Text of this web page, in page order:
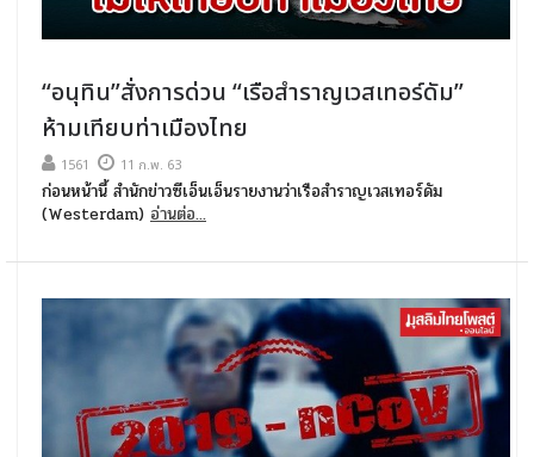
“อนุทิน”สั่งการด่วน “เรือสำราญเวสเทอร์ดัม”
ห้ามเทียบท่าเมืองไทย
1561 11 ก.พ. 63
ก่อนหน้านี้ สำนักข่าวซีเอ็นเอ็นรายงานว่าเรือสำราญเวสเทอร์ดัม
(Westerdam) อ่านต่อ...